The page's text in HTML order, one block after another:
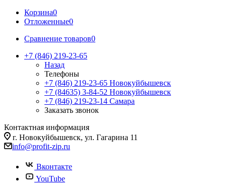
Корзина0
Отложенные0
Сравнение товаров0
+7 (846) 219-23-65
Назад
Телефоны
+7 (846) 219-23-65 Новокуйбышевск
+7 (84635) 3-84-52 Новокуйбышевск
+7 (846) 219-23-14 Самара
Заказать звонок
Контактная информация
г. Новокуйбышевск, ул. Гагарина 11
info@profit-zip.ru
Вконтакте
YouTube